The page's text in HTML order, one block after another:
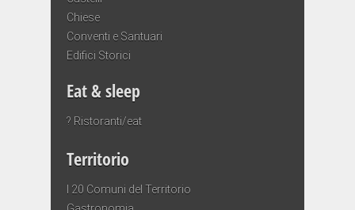
Chiese
Conventi e Santuari
Edifici Storici
Eat & sleep
? Ristoranti/eat
Territorio
I 20 Comuni del Territorio